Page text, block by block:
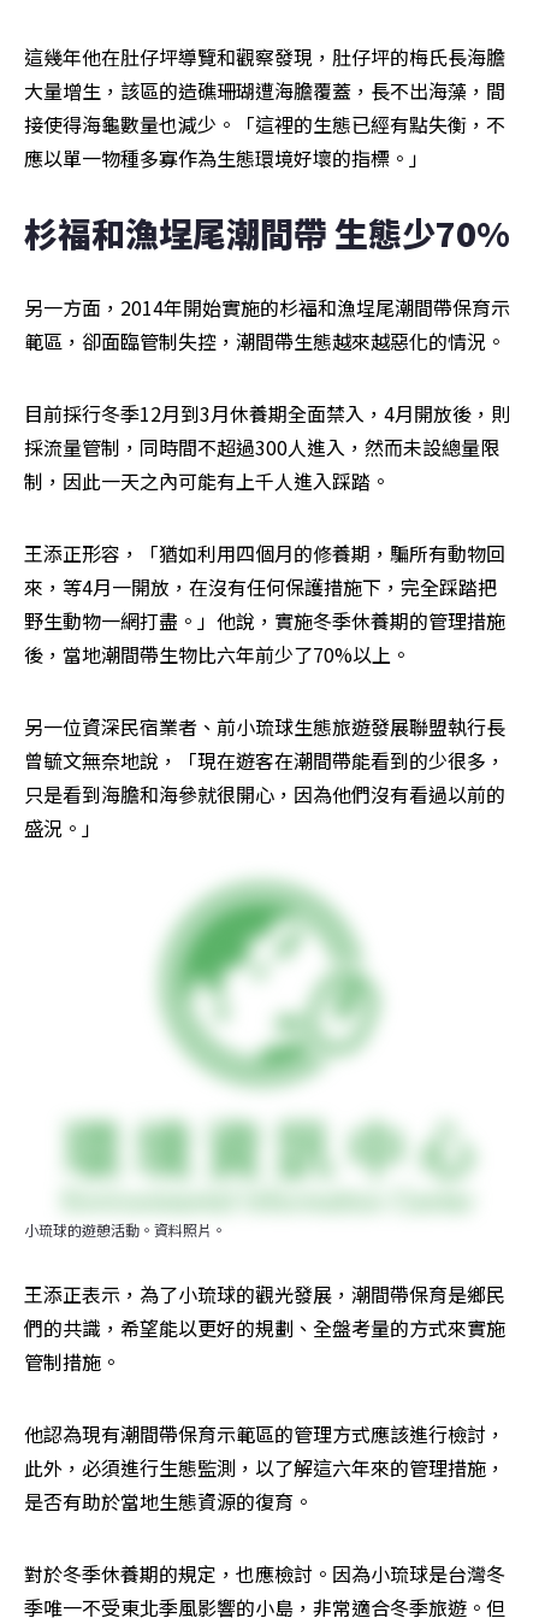
這幾年他在肚仔坪導覽和觀察發現，肚仔坪的梅氏長海膽
大量增生，該區的造礁珊瑚遭海膽覆蓋，長不出海藻，間
接使得海龜數量也減少。「這裡的生態已經有點失衡，不
應以單一物種多寡作為生態環境好壞的指標。」
杉福和漁埕尾潮間帶 生態少70%
另一方面，2014年開始實施的杉福和漁埕尾潮間帶保育示
範區，卻面臨管制失控，潮間帶生態越來越惡化的情況。
目前採行冬季12月到3月休養期全面禁入，4月開放後，則
採流量管制，同時間不超過300人進入，然而未設總量限
制，因此一天之內可能有上千人進入踩踏。
王添正形容，「猶如利用四個月的修養期，騙所有動物回
來，等4月一開放，在沒有任何保護措施下，完全踩踏把
野生動物一網打盡。」他說，實施冬季休養期的管理措施
後，當地潮間帶生物比六年前少了70%以上。
另一位資深民宿業者、前小琉球生態旅遊發展聯盟執行長
曾毓文無奈地說，「現在遊客在潮間帶能看到的少很多，
只是看到海膽和海參就很開心，因為他們沒有看過以前的
盛況。」
小琉球的遊憩活動。資料照片。
王添正表示，為了小琉球的觀光發展，潮間帶保育是鄉民
們的共識，希望能以更好的規劃、全盤考量的方式來實施
管制措施。
他認為現有潮間帶保育示範區的管理方式應該進行檢討，
此外，必須進行生態監測，以了解這六年來的管理措施，
是否有助於當地生態資源的復育。
對於冬季休養期的規定，也應檢討。因為小琉球是台灣冬
季唯一不受東北季風影響的小島，非常適合冬季旅遊。但